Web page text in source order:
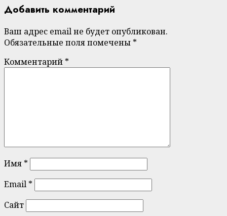
Добавить комментарий
Ваш адрес email не будет опубликован.
Обязательные поля помечены *
Комментарий *
Имя *
Email *
Сайт